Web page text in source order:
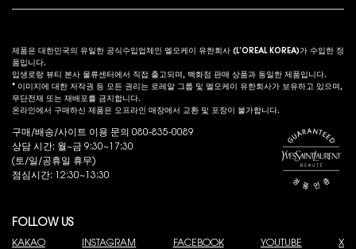
제품은 대한민국의 유일한 공식수입업체인 엘오케이 유한회사 (L’OREAL KOREA)가 수입한 정
품입니다.
입생로랑 뷰티 본사 물류센터에서 직접 출고되며, 백화점 판매 상품과 동일한 제품입니다.
* 이미지에 대한 저작권 등 모든 권리는 로레알 그룹 및 엘오케이 유한회사가 보유하고 있으며,
무단전재 또는 재배포를 금지합니다.
온라인에서 구매하신 제품은 오프라인 매장에서 교환 및 포장이 불가합니다.
구매/배송/사이트 이용 문의 080-835-0089
상담 시간: 월~금 9:30~17:30
(토/일/공휴일 휴무)
점심시간: 12:30~13:30
FOLLOW US
KAKAO INSTAGRAM FACEBOOK YOUTUBE X